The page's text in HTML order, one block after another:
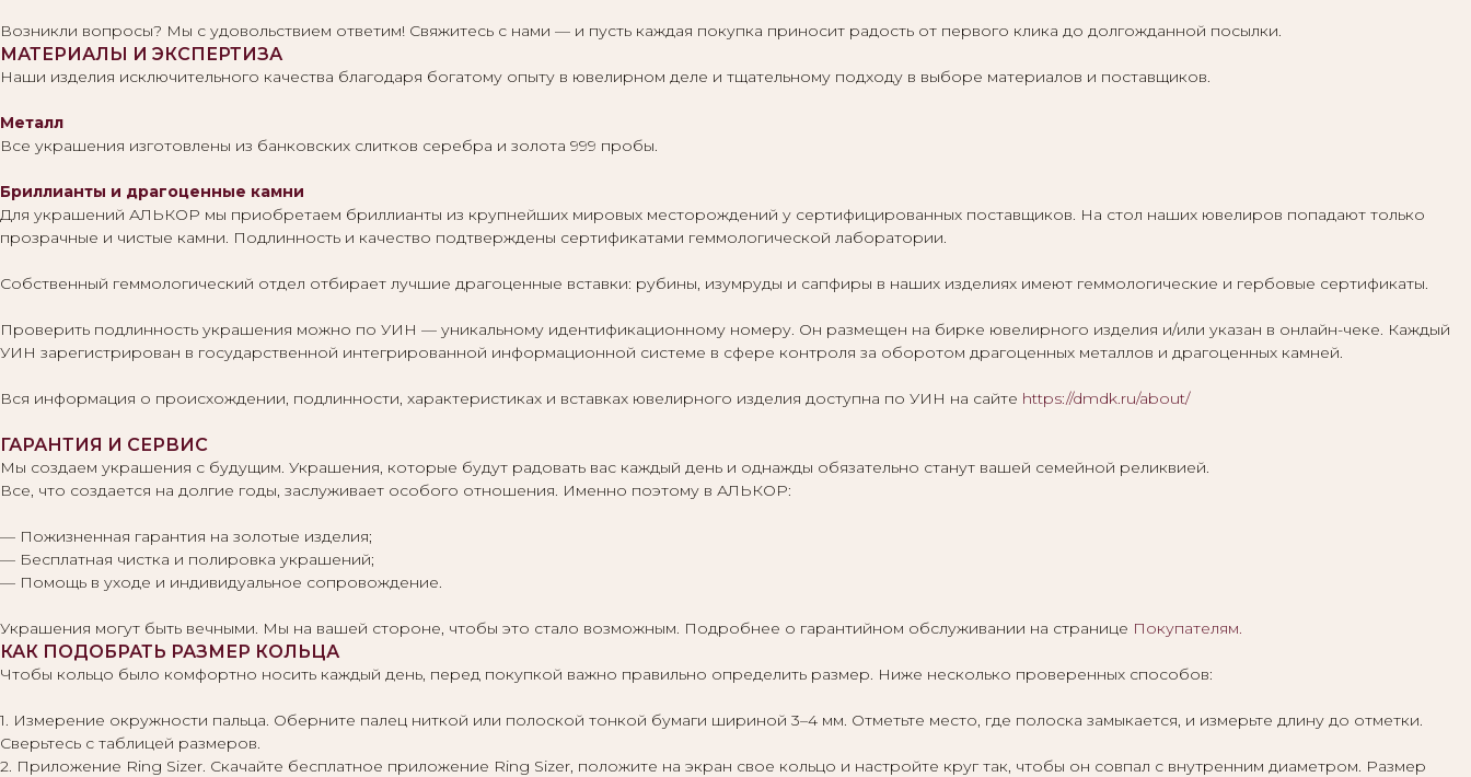
Возникли вопросы? Мы с удовольствием ответим! Свяжитесь с нами — и пусть каждая покупка приносит радость от первого клика до долгожданной посылки.
МАТЕРИАЛЫ И ЭКСПЕРТИЗА
Наши изделия исключительного качества благодаря богатому опыту в ювелирном деле и тщательному подходу в выборе материалов и поставщиков.
Металл
Все украшения изготовлены из банковских слитков серебра и золота 999 пробы.
Бриллианты и драгоценные камни
Для украшений АЛЬКОР мы приобретаем бриллианты из крупнейших мировых месторождений у сертифицированных поставщиков. На стол наших ювелиров попадают только
прозрачные и чистые камни. Подлинность и качество подтверждены сертификатами геммологической лаборатории.
Собственный геммологический отдел отбирает лучшие драгоценные вставки: рубины, изумруды и сапфиры в наших изделиях имеют геммологические и гербовые сертификаты.
Проверить подлинность украшения можно по УИН — уникальному идентификационному номеру. Он размещен на бирке ювелирного изделия и/или указан в онлайн-чеке. Каждый
УИН зарегистрирован в государственной интегрированной информационной системе в сфере контроля за оборотом драгоценных металлов и драгоценных камней.
Вся информация о происхождении, подлинности, характеристиках и вставках ювелирного изделия доступна по УИН на сайте https://dmdk.ru/about/
ГАРАНТИЯ И СЕРВИС
Мы создаем украшения с будущим. Украшения, которые будут радовать вас каждый день и однажды обязательно станут вашей семейной реликвией.
Все, что создается на долгие годы, заслуживает особого отношения. Именно поэтому в АЛЬКОР:
— Пожизненная гарантия на золотые изделия;
— Бесплатная чистка и полировка украшений;
— Помощь в уходе и индивидуальное сопровождение.
Украшения могут быть вечными. Мы на вашей стороне, чтобы это стало возможным. Подробнее о гарантийном обслуживании на странице Покупателям.
КАК ПОДОБРАТЬ РАЗМЕР КОЛЬЦА
Чтобы кольцо было комфортно носить каждый день, перед покупкой важно правильно определить размер. Ниже несколько проверенных способов:
1. Измерение окружности пальца. Оберните палец ниткой или полоской тонкой бумаги шириной 3–4 мм. Отметьте место, где полоска замыкается, и измерьте длину до отметки.
Сверьтесь с таблицей размеров.
2. Приложение Ring Sizer. Скачайте бесплатное приложение Ring Sizer, положите на экран свое кольцо и настройте круг так, чтобы он совпал с внутренним диаметром. Размер